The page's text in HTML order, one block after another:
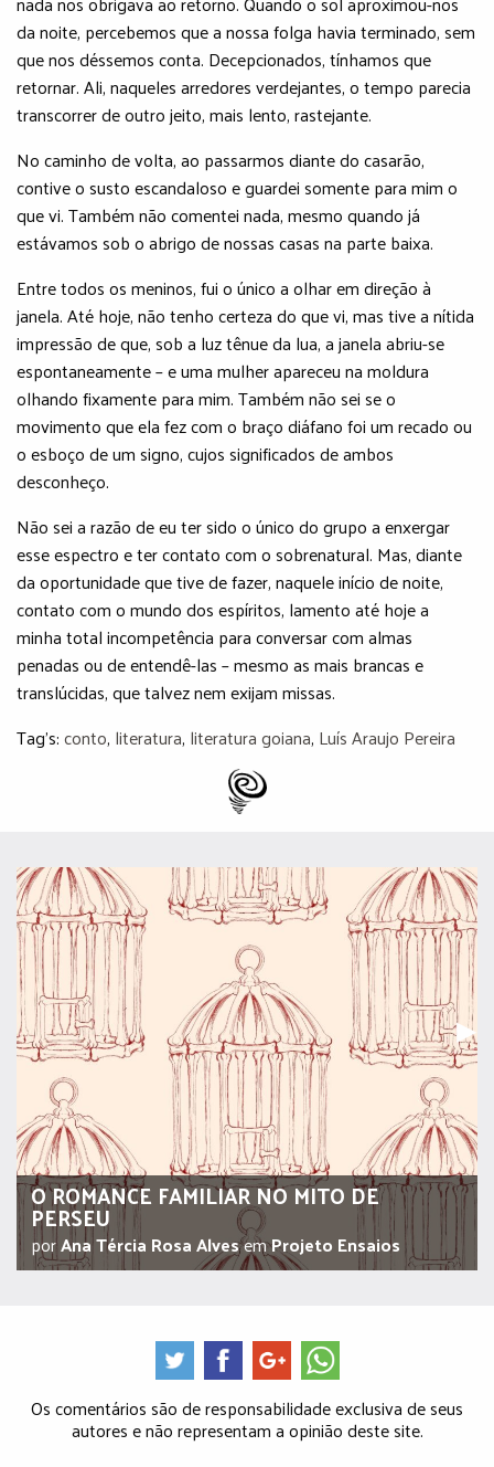
da noite, percebemos que a nossa folga havia terminado, sem
que nos déssemos conta. Decepcionados, tínhamos que
retornar. Ali, naqueles arredores verdejantes, o tempo parecia
transcorrer de outro jeito, mais lento, rastejante.
No caminho de volta, ao passarmos diante do casarão,
contive o susto escandaloso e guardei somente para mim o
que vi. Também não comentei nada, mesmo quando já
estávamos sob o abrigo de nossas casas na parte baixa.
Entre todos os meninos, fui o único a olhar em direção à
janela. Até hoje, não tenho certeza do que vi, mas tive a nítida
impressão de que, sob a luz tênue da lua, a janela abriu-se
espontaneamente – e uma mulher apareceu na moldura
olhando fixamente para mim. Também não sei se o
movimento que ela fez com o braço diáfano foi um recado ou
o esboço de um signo, cujos significados de ambos
desconheço.
Não sei a razão de eu ter sido o único do grupo a enxergar
esse espectro e ter contato com o sobrenatural. Mas, diante
da oportunidade que tive de fazer, naquele início de noite,
contato com o mundo dos espíritos, lamento até hoje a
minha total incompetência para conversar com almas
penadas ou de entendê-las – mesmo as mais brancas e
translúcidas, que talvez nem exijam missas.
Tag's:conto, literatura, literatura goiana, Luís Araujo Pereira
▶︎
O ROMANCE FAMILIAR NO MITO DE
PERSEU
porAna Tércia Rosa AlvesemProjeto Ensaios
Os comentários são de responsabilidade exclusiva de seus
autores e não representam a opinião deste site.